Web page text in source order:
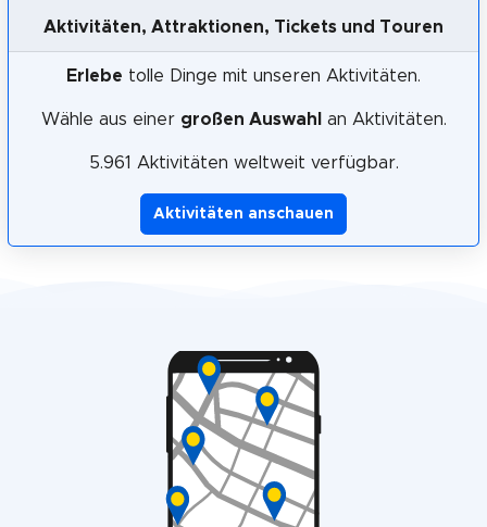
Aktivitäten, Attraktionen, Tickets und Touren
Erlebe tolle Dinge mit unseren Aktivitäten.
Wähle aus einer großen Auswahl an Aktivitäten.
5.961 Aktivitäten weltweit verfügbar.
Aktivitäten anschauen